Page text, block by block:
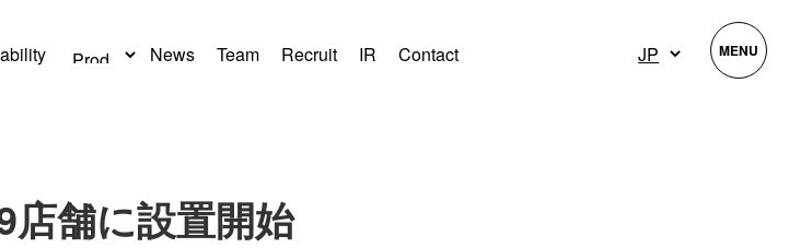
News Team Recruit IR Contact
舗に設置開始
MENU